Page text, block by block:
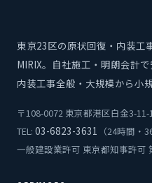
東京23区の原状回復・内装工
MIRIX。自社施工・明朗会計
内装工事全般・大規模から小
〒108-0072 東京都港区白金3-11-
TEL: 03-6823-3631
（24時間・
一般建設業許可 東京都知事許可